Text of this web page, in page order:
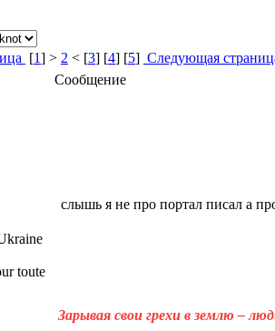
[1] > 2 < [3] [4] [5] Следующая
Сообщение
toute
слышь я не про портал писал а
Зарывая свои грехи в землю –